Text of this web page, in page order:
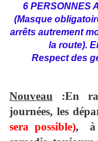
6 PERSONNES
(Masque
arrêts autrement
la route).
Respect des
Nouveau :En
journées, les
sera possible), à